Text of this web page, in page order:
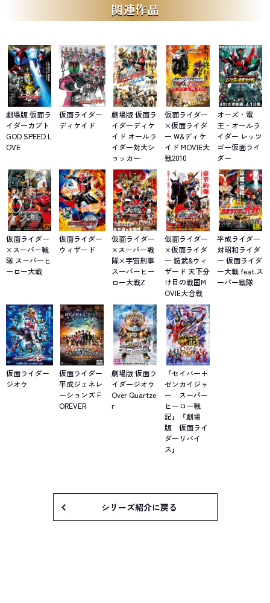
関連作品
劇場版 仮面ラ
イダーカブト
GOD SPEED L
OVE
仮面ライダー
ディケイド
劇場版 仮面ラ
イダーディケ
イド オールラ
イダー対大シ
ョッカー
仮面ライダー
×仮面ライダ
ー W&ディケ
イド MOVIE大
戦2010
オーズ・電
王・オールラ
イダー レッツ
ゴー仮面ライ
ダー
仮面ライダー
×スーパー戦
隊 スーパーヒ
ーロー大戦
仮面ライダー
ウィザード
仮面ライダー
×スーパー戦
隊×宇宙刑事
スーパーヒー
ロー大戦Z
仮面ライダー
×仮面ライダ
ー 鎧武&ウィ
ザード 天下分
け目の戦国M
OVIE大合戦
平成ライダー
対昭和ライダ
ー 仮面ライダ
ー大戦 feat.ス
ーパー戦隊
仮面ライダー
ジオウ
仮面ライダー
平成ジェネレ
ーションズ F
OREVER
劇場版 仮面ラ
イダージオウ
Over Quartze
r
『セイバー＋
ゼンカイジャ
ー スーパー
ヒーロー戦
記』『劇場
版 仮面ライ
ダーリバイ
ス』
シリーズ紹介に戻る